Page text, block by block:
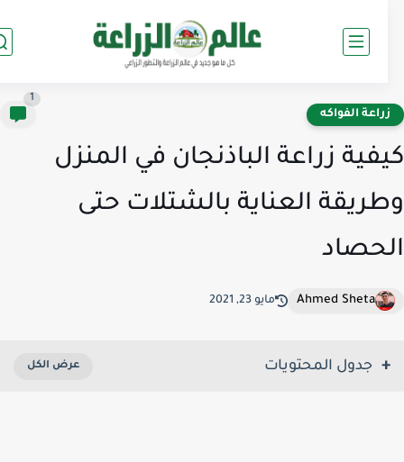
الفواكه
زراعة الباذنجان في المنزل
العناية بالشتلات حتى
Ahmed Sheta مايو 23, 2021
جدول المحتويات